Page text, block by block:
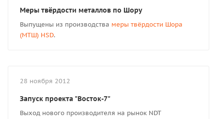
Меры твёрдости металлов по Шору
Выпущены из производства меры твёрдости Шора
(МТШ) HSD.
28 ноября 2012
Запуск проекта "Восток-7"
Выход нового производителя на рынок NDT